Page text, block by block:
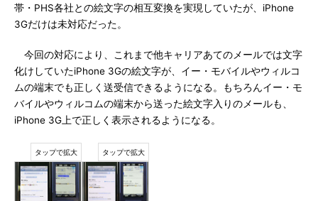
帯・PHS各社との絵文字の相互変換を実現していたが、iPhone
3Gだけは未対応だった。
今回の対応により、これまで他キャリアあてのメールでは文字
化けしていたiPhone 3Gの絵文字が、イー・モバイルやウィルコ
ムの端末でも正しく送受信できるようになる。もちろんイー・モ
バイルやウィルコムの端末から送った絵文字入りのメールも、
iPhone 3G上で正しく表示されるようになる。